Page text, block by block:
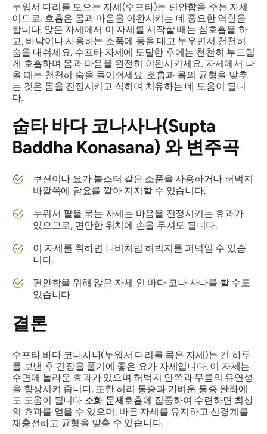
누워서 다리를 모으는 자세(수프타)는 편안함을 주는 자세
이므로, 호흡은 몸과 마음을 이완시키는 데 중요한 역할을
합니다. 앉은 자세에서 이 자세를 시작할 때는 심호흡을 하
고, 바닥이나 사용하는 소품에 등을 대고 누우면서 천천히
숨을 내쉬세요. 수프타 자세에 도달한 후에는 천천히 부드럽
게 호흡하며 몸과 마음을 완전히 이완시키세요. 자세에서 나
올 때는 천천히 숨을 들이쉬세요. 호흡과 몸의 균형을 맞추
는 것은 몸을 진정시키고 식히며 치유하는 데 도움이 됩니
다.
숩타 바다 코나사나(Supta
Baddha Konasana) 와 변주곡
쿠션이나 요가 볼스터 같은 소품을 사용하거나 허벅지
바깥쪽에 담요를 깔아 지지할 수 있습니다.
누워서 팔을 묶는 자세는 마음을 진정시키는 효과가
있으므로, 편안한 위치에 손을 두셔도 됩니다.
이 자세를 취하면 나비처럼 허벅지를 퍼덕일 수 있습
니다.
편안함을 위해 앉은 자세 인 바다 코나사나를 할 수도
있습니다
결론
수프타 바다 코나사나(누워서 다리를 묶은 자세)는 긴 하루
를 보낸 후 긴장을 풀기에 좋은 요가 자세입니다. 이 자세는
수면에 놀라운 효과가 있으며 허벅지 안쪽과 무릎의 유연성
을 향상시켜 줍니다. 또한 허리 통증과 가벼운 통증 완화에
도 도움이 됩니다 소화 문제호흡에 집중하여 수련하면 최상
의 효과를 얻을 수 있으며, 바른 자세를 유지하고 신경계를
재충전하고 균형을 맞출 수 있습니다.